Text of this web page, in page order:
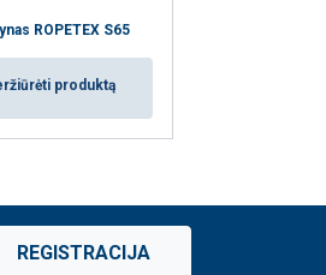
ROPETEX S65
produktą
REGISTRACIJA